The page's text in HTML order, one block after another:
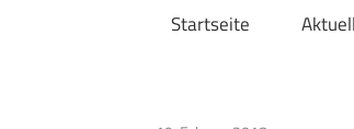
Startseite